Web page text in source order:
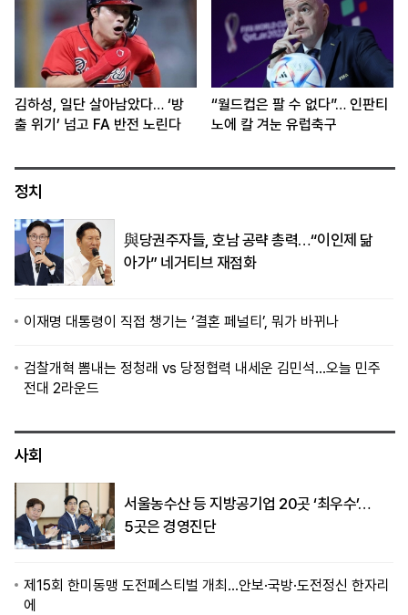
김하성, 일단 살아남았다… ‘방
출 위기’ 넘고 FA 반전 노린다
“월드컵은 팔 수 없다”… 인판티
노에 칼 겨눈 유럽축구
정치
與당권주자들, 호남 공략 총력…“이인제 닮
아가” 네거티브 재점화
이재명 대통령이 직접 챙기는 ‘결혼 페널티’, 뭐가 바뀌나
검찰개혁 뽐내는 정청래 vs 당정협력 내세운 김민석…오늘 민주
전대 2라운드
사회
서울농수산 등 지방공기업 20곳 ‘최우수’…
5곳은 경영진단
제15회 한미동맹 도전페스티벌 개최…안보·국방·도전정신 한자리
에